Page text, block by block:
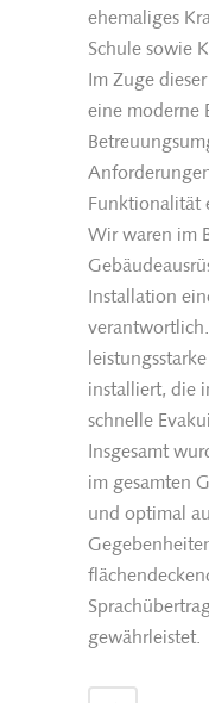
ehemaliges
Schule sowie
Im Zuge
eine moderne
Funktionalität
Wir waren im
Installation
installiert, die
schnelle
Insgesamt
im gesamten
und optimal
gewährleistet.